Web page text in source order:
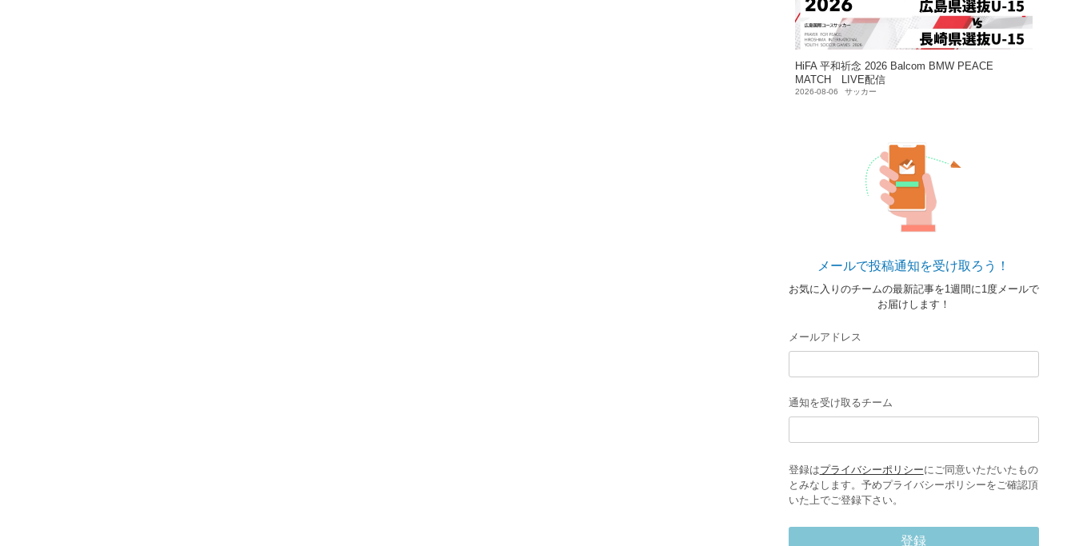
HiFA 平和祈念 2026 Balcom BMW PEACE
MATCH LIVE配信
2026-08-06 サッカー
メールで投稿通知を受け取ろう！
お気に入りのチームの最新記事を1週間に1度メールで
お届けします！
メールアドレス
通知を受け取るチーム
登録はプライバシーポリシーにご同意いただいたもの
とみなします。予めプライバシーポリシーをご確認頂
いた上でご登録下さい。
登録